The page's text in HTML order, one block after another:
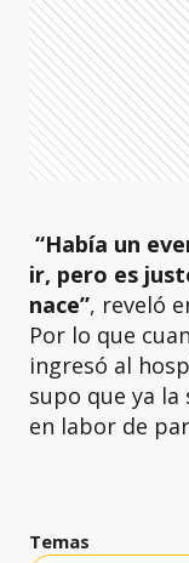
“Había un
ir, pero es
nace”, reveló
Por lo que
ingresó al
supo que ya
en labor de
Temas